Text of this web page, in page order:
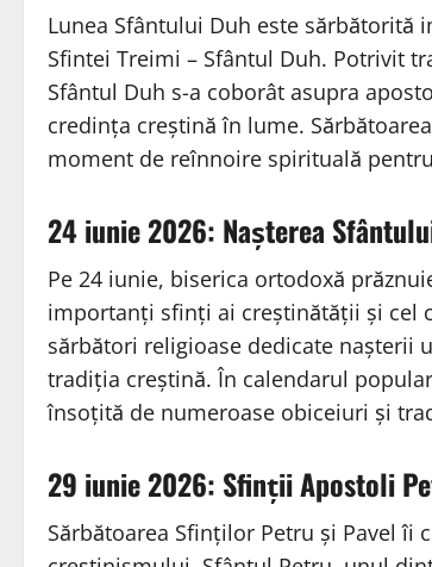
Lunea Sfântului Duh este sărbătorită
Sfintei Treimi – Sfântul Duh. Potrivit
Sfântul Duh s-a coborât asupra
credința creștină în lume.
moment de reînnoire spirituală
24 iunie 2026: Nașterea
Pe 24 iunie, biserica ortodoxă
importanți sfinți ai creștinătății și cel
sărbători religioase dedicate nașterii
tradiția creștină. În calendarul
însoțită de numeroase obiceiuri și
29 iunie 2026: Sfinții Apostoli
Sărbătoarea Sfinților Petru și Pavel